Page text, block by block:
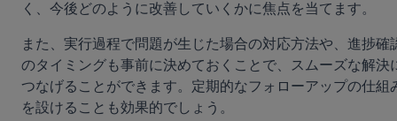
く、今後どのように改善していくかに焦点を当てます。
また、実行過程で問題が生じた場合の対応方法や、進捗確
のタイミングも事前に決めておくことで、スムーズな解決
つなげることができます。定期的なフォローアップの仕組
を設けることも効果的でしょう。